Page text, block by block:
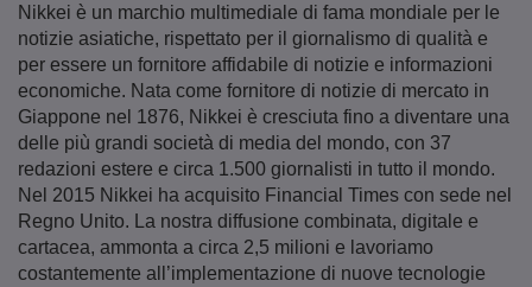
Nikkei è un marchio multimediale di fama mondiale per le
notizie asiatiche, rispettato per il giornalismo di qualità e
per essere un fornitore affidabile di notizie e informazioni
economiche. Nata come fornitore di notizie di mercato in
Giappone nel 1876, Nikkei è cresciuta fino a diventare una
delle più grandi società di media del mondo, con 37
redazioni estere e circa 1.500 giornalisti in tutto il mondo.
Nel 2015 Nikkei ha acquisito Financial Times con sede nel
Regno Unito. La nostra diffusione combinata, digitale e
cartacea, ammonta a circa 2,5 milioni e lavoriamo
costantemente all’implementazione di nuove tecnologie